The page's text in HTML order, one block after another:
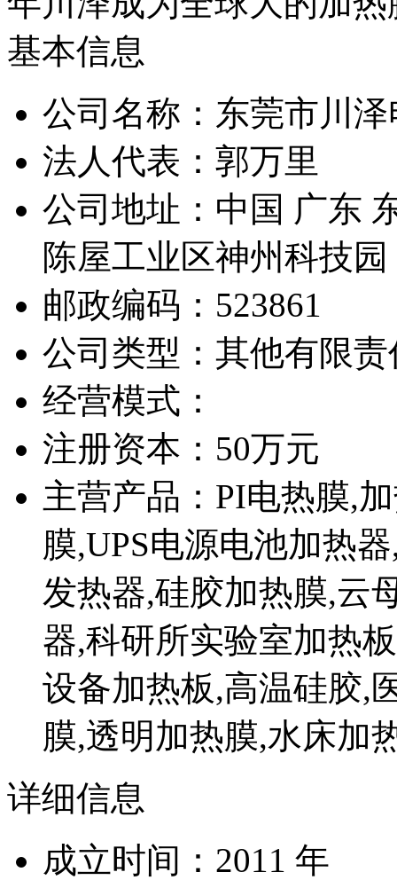
基本信息
公司名称：东莞市川
法人代表：郭万里
公司地址：中国 广东
陈屋工业区神州科技园
邮政编码：523861
公司类型：其他有限
经营模式：
注册资本：50万元
主营产品：PI电热膜,
膜,UPS电源电池加热
发热器,硅胶加热膜,云
器,科研所实验室加热
设备加热板,高温硅胶,
膜,透明加热膜,水床加
详细信息
成立时间：2011 年